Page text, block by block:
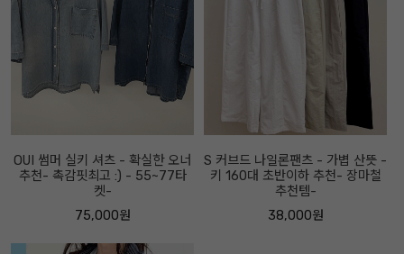
OUI 썸머 실키 셔츠 - 확실한 오너
추천- 촉감핏최고 :) - 55~77타
켓-
75,000원
S 커브드 나일론팬츠 - 가볍 산뜻 -
키 160대 초반이하 추천- 장마철
추천템-
38,000원